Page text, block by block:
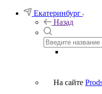
Екатеринбург
Назад
На сайте